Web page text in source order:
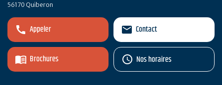
56170 Quiberon
Appeler
Brochures
Contact
Nos horaires